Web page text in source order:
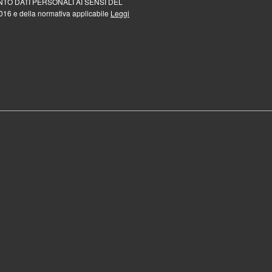
e della normativa applicabile Leggi